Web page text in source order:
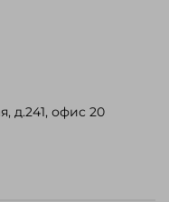
д.241, офис 20